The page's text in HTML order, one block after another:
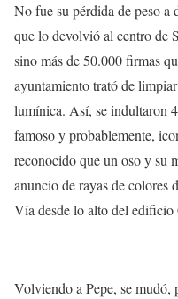
No fue su pérdida de peso
que lo devolvió al centro de
sino más de 50.000 firmas
ayuntamiento trató de
lumínica. Así, se indultaron
famoso y probablemente,
reconocido que un oso y su
anuncio de rayas de colores
Vía desde lo alto del
Volviendo a Pepe, se mudó,